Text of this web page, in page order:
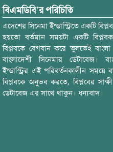
বিএমডিবি’র পরিচিতি
এদেশের সিনেমা ইন্ডাস্ট্রিতে একটি
হয়তো বর্তমান সময়টা একটি
বিপ্লবকে বেগবান করে তুলতেই
বাংলাদেশী সিনেমার ডেটাবেজ।
ইন্ডাস্ট্রির এই পরিবর্তনকালীন সময়ে
বিপ্লবকে অনুভব করতে, বিপ্লবের
ডেটাবেজ এর সাথে থাকুন। ধন্যবাদ।